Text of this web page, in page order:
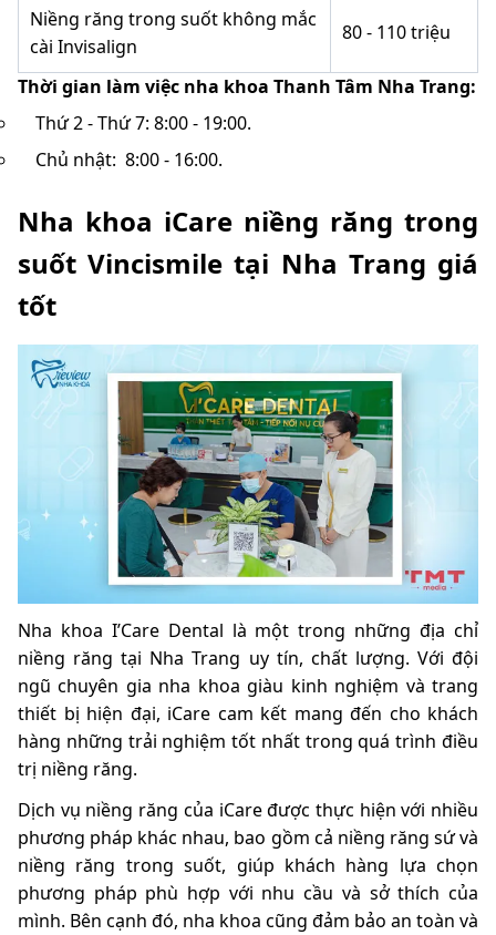
Niềng răng trong suốt không mắc
cài Invisalign
80 - 110 triệu
Thời gian làm việc nha khoa Thanh Tâm Nha Trang:
Thứ 2 - Thứ 7: 8:00 - 19:00.
Chủ nhật: 8:00 - 16:00.
Nha khoa iCare niềng răng trong
suốt Vincismile tại Nha Trang giá
tốt
Nha khoa I’Care Dental là một trong những địa chỉ
niềng răng tại Nha Trang uy tín, chất lượng. Với đội
ngũ chuyên gia nha khoa giàu kinh nghiệm và trang
thiết bị hiện đại, iCare cam kết mang đến cho khách
hàng những trải nghiệm tốt nhất trong quá trình điều
trị niềng răng.
Dịch vụ niềng răng của iCare được thực hiện với nhiều
phương pháp khác nhau, bao gồm cả niềng răng sứ và
niềng răng trong suốt, giúp khách hàng lựa chọn
phương pháp phù hợp với nhu cầu và sở thích của
mình. Bên cạnh đó, nha khoa cũng đảm bảo an toàn và